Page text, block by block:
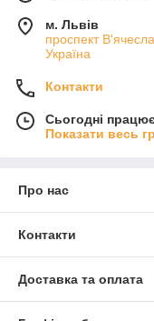
м. Львів
проспект
Україна
Контакти
Сьогодні
Показати весь
Про нас
Контакти
Доставка та оплата